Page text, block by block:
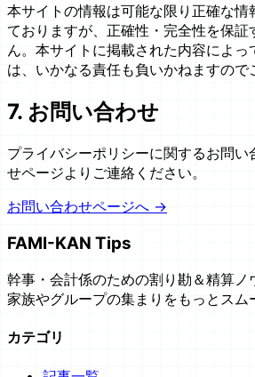
本サイトの情報は可能な限り正確な情
ておりますが、正確性・完全性を保証
ん。本サイトに掲載された内容によっ
は、いかなる責任も負いかねますので
7. お問い合わせ
プライバシーポリシーに関するお問い
せページよりご連絡ください。
お問い合わせページへ →
FAMI-KAN Tips
幹事・会計係のための割り勘＆精算ノ
家族やグループの集まりをもっとスム
カテゴリ